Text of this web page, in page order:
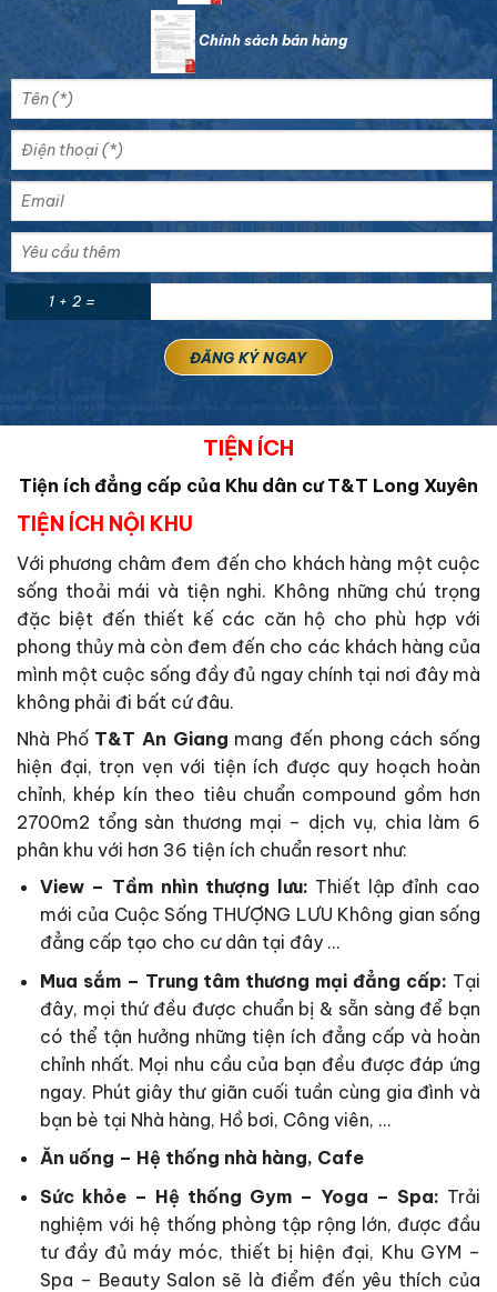
Chính sách bán hàng
1 + 2 =
TIỆN ÍCH
Tiện ích đẳng cấp của Khu dân cư T&T Long Xuyên
TIỆN ÍCH NỘI KHU
Với phương châm đem đến cho khách hàng một cuộc
sống thoải mái và tiện nghi. Không những chú trọng
đặc biệt đến thiết kế các căn hộ cho phù hợp với
phong thủy mà còn đem đến cho các khách hàng của
mình một cuộc sống đầy đủ ngay chính tại nơi đây mà
không phải đi bất cứ đâu.
Nhà PhốT&T An Giang mang đến phong cách sống
hiện đại, trọn vẹn với tiện ích được quy hoạch hoàn
chỉnh, khép kín theo tiêu chuẩn compound gồm hơn
2700m2 tổng sàn thương mại – dịch vụ, chia làm 6
phân khu với hơn 36 tiện ích chuẩn resort như:
View – Tầm nhìn thượng lưu: Thiết lập đỉnh cao
mới của Cuộc Sống THƯỢNG LƯU Không gian sống
đẳng cấp tạo cho cư dân tại đây …
Mua sắm – Trung tâm thương mại đẳng cấp: Tại
đây, mọi thứ đều được chuẩn bị & sẵn sàng để bạn
có thể tận hưởng những tiện ích đẳng cấp và hoàn
chỉnh nhất. Mọi nhu cầu của bạn đều được đáp ứng
ngay. Phút giây thư giãn cuối tuần cùng gia đình và
bạn bè tại Nhà hàng, Hồ bơi, Công viên, …
Ăn uống – Hệ thống nhà hàng, Cafe
Sức khỏe – Hệ thống Gym – Yoga – Spa: Trải
nghiệm với hệ thống phòng tập rộng lớn, được đầu
tư đầy đủ máy móc, thiết bị hiện đại, Khu GYM –
Spa – Beauty Salon sẽ là điểm đến yêu thích của